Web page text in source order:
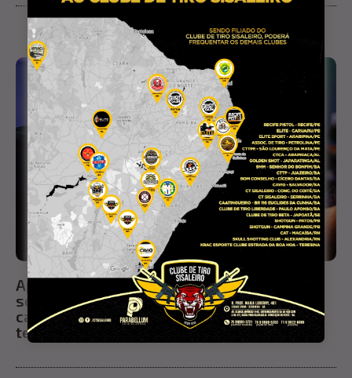
Após ganhar prêmio em evento, tatuadora
sofre tentativa de assalto ao retornar para
casa em Conceição do Coité; criminoso
tentou interceptá-la três vezes